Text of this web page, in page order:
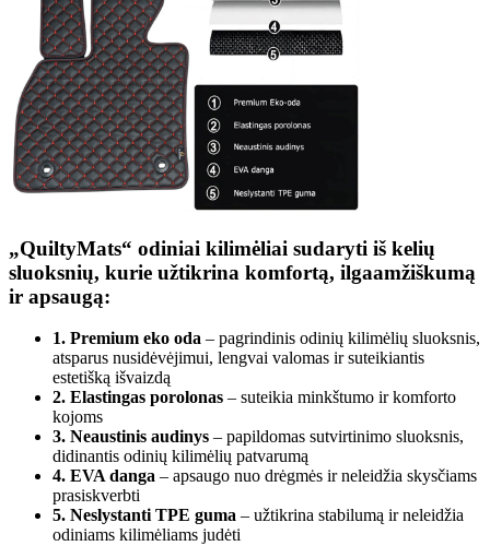
„QuiltyMats“ odiniai kilimėliai sudaryti iš kelių
sluoksnių, kurie užtikrina komfortą, ilgaamžiškumą
ir apsaugą:
1. Premium eko oda – pagrindinis odinių kilimėlių sluoksnis,
atsparus nusidėvėjimui, lengvai valomas ir suteikiantis
estetišką išvaizdą
2. Elastingas porolonas – suteikia minkštumo ir komforto
kojoms
3. Neaustinis audinys – papildomas sutvirtinimo sluoksnis,
didinantis odinių kilimėlių patvarumą
4. EVA danga – apsaugo nuo drėgmės ir neleidžia skysčiams
prasiskverbti
5. Neslystanti TPE guma – užtikrina stabilumą ir neleidžia
odiniams kilimėliams judėti